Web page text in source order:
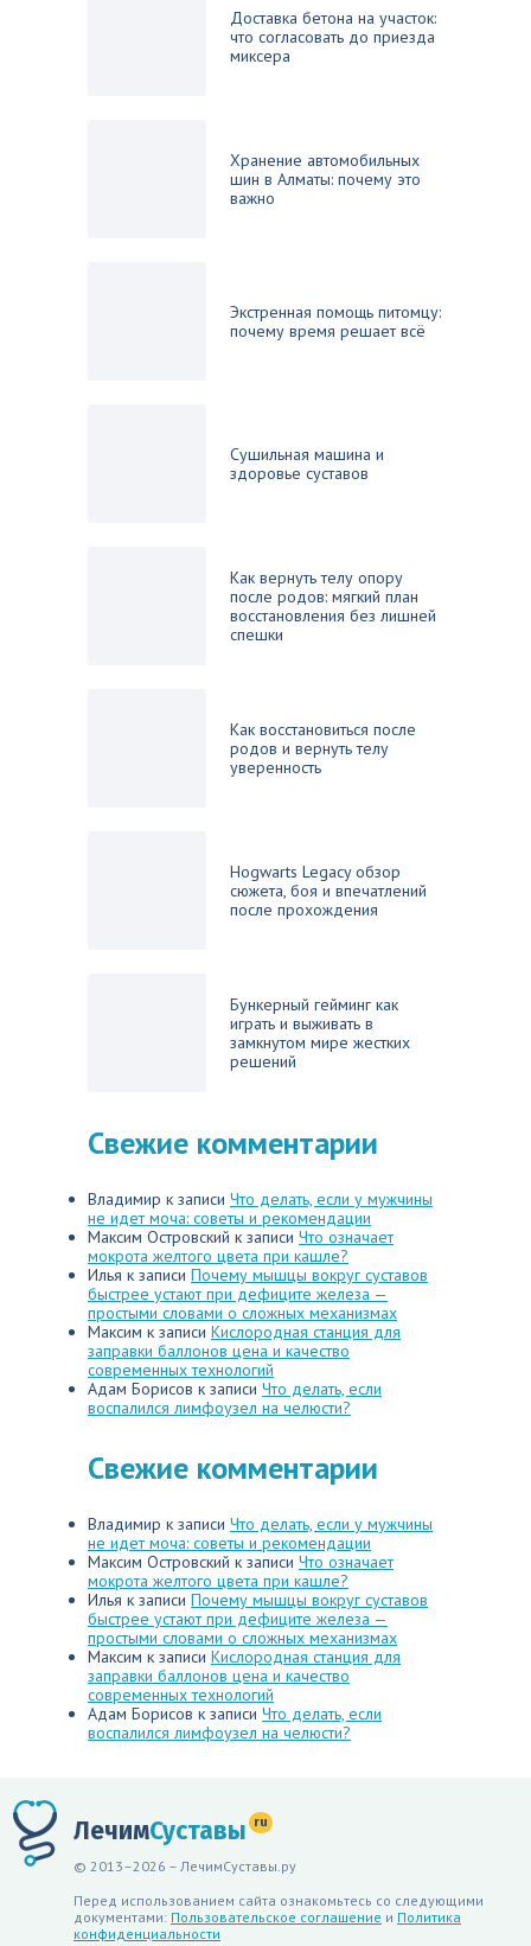
Доставка бетона на участок:
что согласовать до приезда
миксера
Хранение автомобильных
шин в Алматы: почему это
важно
Экстренная помощь питомцу:
почему время решает всё
Сушильная машина и
здоровье суставов
Как вернуть телу опору
после родов: мягкий план
восстановления без лишней
спешки
Как восстановиться после
родов и вернуть телу
уверенность
Hogwarts Legacy обзор
сюжета, боя и впечатлений
после прохождения
Бункерный гейминг как
играть и выживать в
замкнутом мире жестких
решений
Свежие комментарии
Владимир к записи Что делать, если у мужчины
не идет моча: советы и рекомендации
Максим Островский к записи Что означает
мокрота желтого цвета при кашле?
Илья к записи Почему мышцы вокруг суставов
быстрее устают при дефиците железа —
простыми словами о сложных механизмах
Максим к записи Кислородная станция для
заправки баллонов цена и качество
современных технологий
Адам Борисов к записи Что делать, если
воспалился лимфоузел на челюсти?
Свежие комментарии
Владимир к записи Что делать, если у мужчины
не идет моча: советы и рекомендации
Максим Островский к записи Что означает
мокрота желтого цвета при кашле?
Илья к записи Почему мышцы вокруг суставов
быстрее устают при дефиците железа —
простыми словами о сложных механизмах
Максим к записи Кислородная станция для
заправки баллонов цена и качество
современных технологий
Адам Борисов к записи Что делать, если
воспалился лимфоузел на челюсти?
ЛечимСуставы ru
© 2013–2026 – ЛечимСуставы.ру
Перед использованием сайта ознакомьтесь со следующими
документами: Пользовательское соглашение и Политика
конфиденциальности